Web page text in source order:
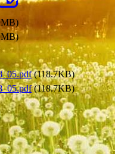
(118.7KB)
(118.7KB)